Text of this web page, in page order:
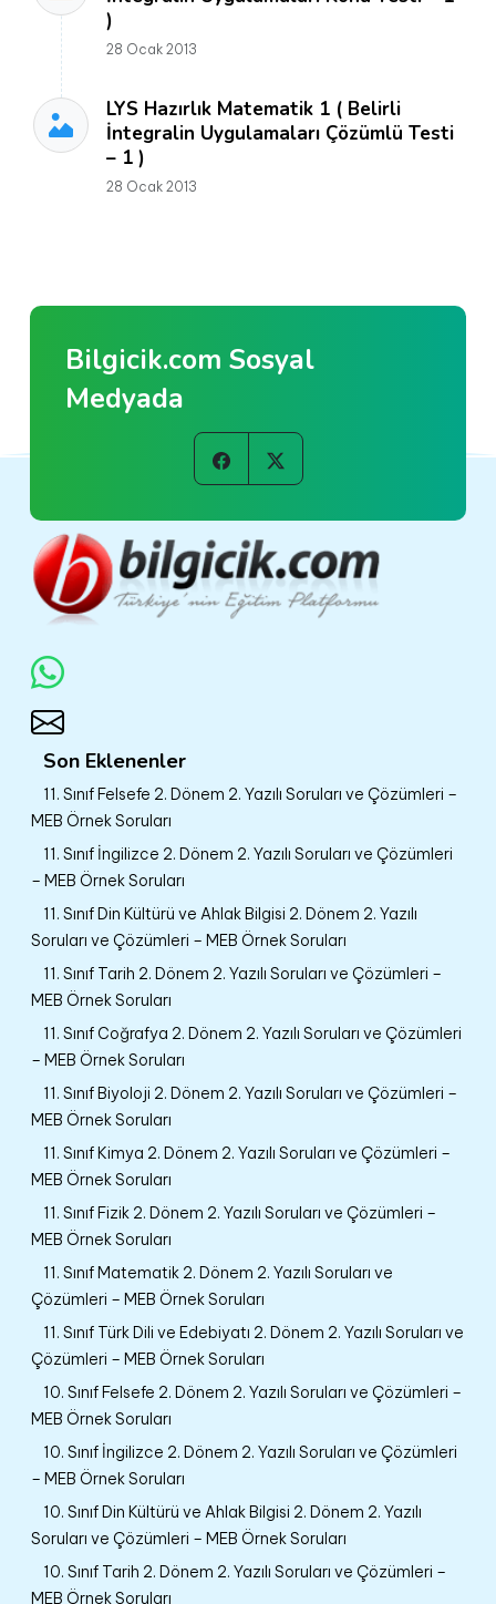
)
28 Ocak 2013
LYS Hazırlık Matematik 1 ( Belirli
İntegralin Uygulamaları Çözümlü Testi
– 1 )
28 Ocak 2013
Bilgicik.com Sosyal
Medyada
Son Eklenenler
11. Sınıf Felsefe 2. Dönem 2. Yazılı Soruları ve Çözümleri –
MEB Örnek Soruları
11. Sınıf İngilizce 2. Dönem 2. Yazılı Soruları ve Çözümleri
– MEB Örnek Soruları
11. Sınıf Din Kültürü ve Ahlak Bilgisi 2. Dönem 2. Yazılı
Soruları ve Çözümleri – MEB Örnek Soruları
11. Sınıf Tarih 2. Dönem 2. Yazılı Soruları ve Çözümleri –
MEB Örnek Soruları
11. Sınıf Coğrafya 2. Dönem 2. Yazılı Soruları ve Çözümleri
– MEB Örnek Soruları
11. Sınıf Biyoloji 2. Dönem 2. Yazılı Soruları ve Çözümleri –
MEB Örnek Soruları
11. Sınıf Kimya 2. Dönem 2. Yazılı Soruları ve Çözümleri –
MEB Örnek Soruları
11. Sınıf Fizik 2. Dönem 2. Yazılı Soruları ve Çözümleri –
MEB Örnek Soruları
11. Sınıf Matematik 2. Dönem 2. Yazılı Soruları ve
Çözümleri – MEB Örnek Soruları
11. Sınıf Türk Dili ve Edebiyatı 2. Dönem 2. Yazılı Soruları ve
Çözümleri – MEB Örnek Soruları
10. Sınıf Felsefe 2. Dönem 2. Yazılı Soruları ve Çözümleri –
MEB Örnek Soruları
10. Sınıf İngilizce 2. Dönem 2. Yazılı Soruları ve Çözümleri
– MEB Örnek Soruları
10. Sınıf Din Kültürü ve Ahlak Bilgisi 2. Dönem 2. Yazılı
Soruları ve Çözümleri – MEB Örnek Soruları
10. Sınıf Tarih 2. Dönem 2. Yazılı Soruları ve Çözümleri –
MEB Örnek Soruları